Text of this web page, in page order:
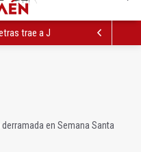
trae a Jaén al filósofo Omar
en Semana Santa